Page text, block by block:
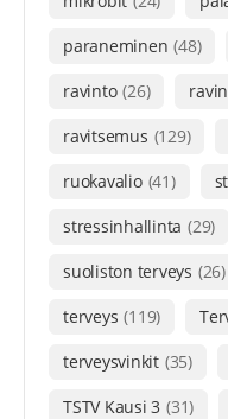
paraneminen (48)
ravinto (26)
ravitsemus (129)
ruokavalio (41)
stressinhallinta (29)
suoliston terveys (26)
terveys (119)
terveysvinkit (35)
TSTV Kausi 3 (31)